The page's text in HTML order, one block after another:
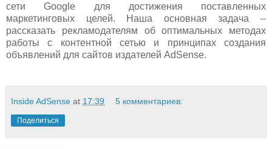
сети Google для достижения поставленных
маркетинговых целей. Наша основная задача –
рассказать рекламодателям об оптимальных методах
работы с контентной сетью и принципах создания
объявлений для сайтов издателей AdSense.
Inside AdSense at 17:39 5 комментариев:
Поделиться